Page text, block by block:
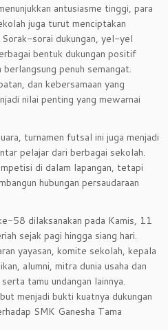
antusiasme tinggi, para
juga turut menciptakan
Sorak-sorai dukungan, yel-yel
bentuk dukungan positif
penuh semangat.
dan kebersamaan yang
nilai penting yang mewarnai
turnamen futsal ini juga menjadi
pelajar dari berbagai sekolah.
di dalam lapangan, tetapi
hubungan persaudaraan
58 dilaksanakan pada Kamis, 11
sejak pagi hingga siang hari.
yayasan, komite sekolah, kepala
alumni, mitra dunia usaha dan
tamu undangan lainnya.
menjadi bukti kuatnya dukungan
SMK Ganesha Tama